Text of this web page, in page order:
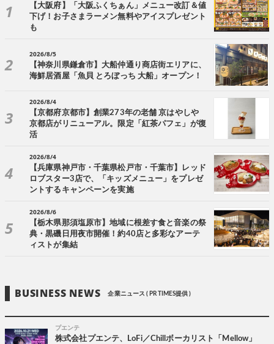
【大阪府】「大阪ふくちぁん」メニュー改訂＆値
下げ！お子さまラーメン無料やアイスプレゼント
も
2026/8/5
【神奈川県鎌倉市】大船仲通り商店街エリアに、
海鮮居酒屋「魚貝 とろぼっち 大船」オープン！
2026/8/4
【京都府京都市】創業273年の老舗 京はやしや
京都店がリニューアル。限定「紅茶パフェ」が復
活
2026/8/4
【兵庫県神戸市・千葉県松戸市・千葉市】レッド
ロブスター3店で、「キッズメニュー」をプレゼ
ントするキャンペーンを実施
2026/8/6
【栃木県那須塩原市】地域に根差す食と音楽の祭
典・黒磯日用夜市開催！約40店と多彩なアーテ
ィストが集結
BUSINESS NEWS 企業ニュース ( PR TIMES提供 )
プエンテ
株式会社プエンテ、LoFi／Chillボーカリスト「Mellow」